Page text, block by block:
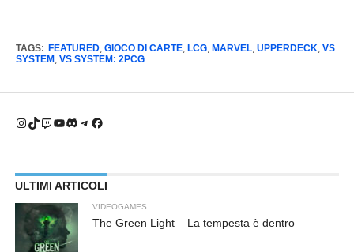
TAGS: FEATURED, GIOCO DI CARTE, LCG, MARVEL, UPPERDECK VS
SYSTEM, VS SYSTEM: 2PCG
Instagram
TikTok
Twitch
YouTube
Discord
Telegram
Facebook
ULTIMI ARTICOLI
VIDEOGAMES
The Green Light – La tempesta è dentro